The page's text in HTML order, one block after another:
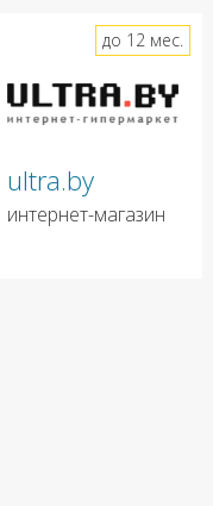
ultra.by
интернет-магазин
до 12 мес.